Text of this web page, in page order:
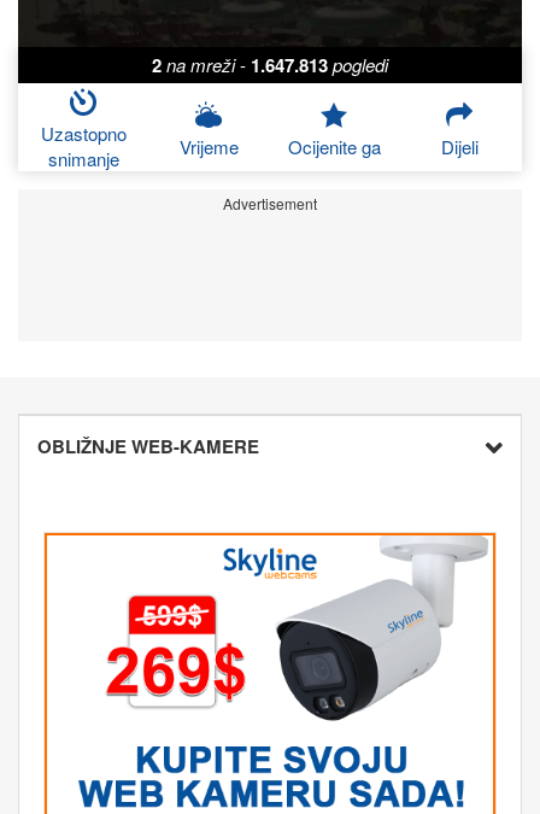
2na mreži- 1.647.813pogledi
Uzastopno
snimanje
Vrijeme Ocijenite ga Dijeli
Advertisement
OBLIŽNJE WEB-KAMERE